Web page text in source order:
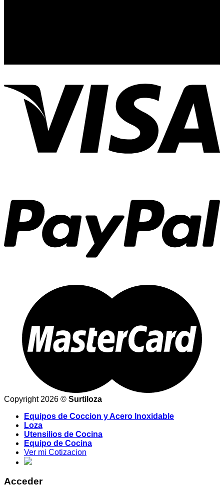
Copyright 2026 © Surtiloza
Equipos de Coccion y Acero Inoxidable
Loza
Utensilios de Cocina
Equipo de Cocina
Ver mi Cotizacion
Acceder